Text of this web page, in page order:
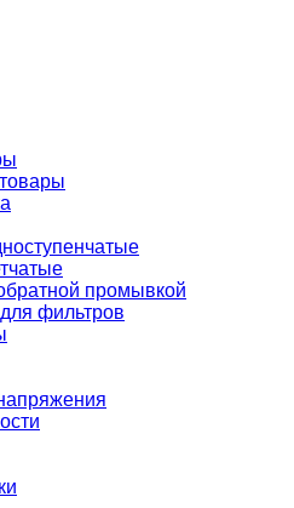
промывкой
фильтров